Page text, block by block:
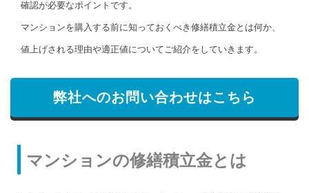
確認が必要なポイントです。
マンションを購入する前に知っておくべき修繕積立金とは何か、
値上げされる理由や適正値についてご紹介をしていきます。
弊社へのお問い合わせはこちら
マンションの修繕積立金とは